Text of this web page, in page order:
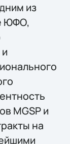
из
ЮФО,
MGSP и
на